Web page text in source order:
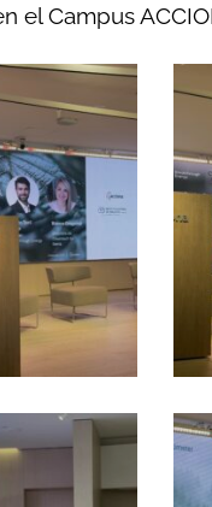
el Campus